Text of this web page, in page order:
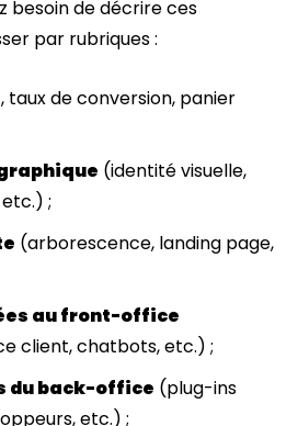
besoin de décrire ces
par rubriques :
taux de conversion, panier
(identité visuelle,
;
(arborescence, landing page,
au front-office
client, chatbots, etc.) ;
du back-office (plug-ins
etc.) ;